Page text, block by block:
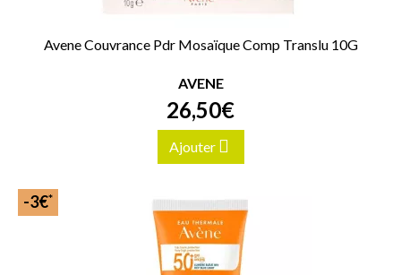
Avene Couvrance Pdr Mosaïque Comp Translu 10G
AVENE
26,50€
Ajouter
-3€*